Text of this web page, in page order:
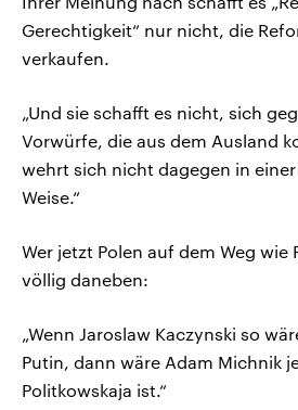
Gerechtigkeit“ nur nicht, die
verkaufen.
„Und sie schafft es nicht, sich
Vorwürfe, die aus dem Ausland
wehrt sich nicht dagegen in
Weise.“
Wer jetzt Polen auf dem Weg wie
völlig daneben:
„Wenn Jaroslaw Kaczynski so
Putin, dann wäre Adam Michnik
Politkowskaja ist.“